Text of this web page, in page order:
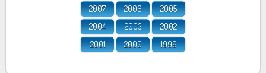
2007
2006
2005
2004
2003
2002
2001
2000 1999